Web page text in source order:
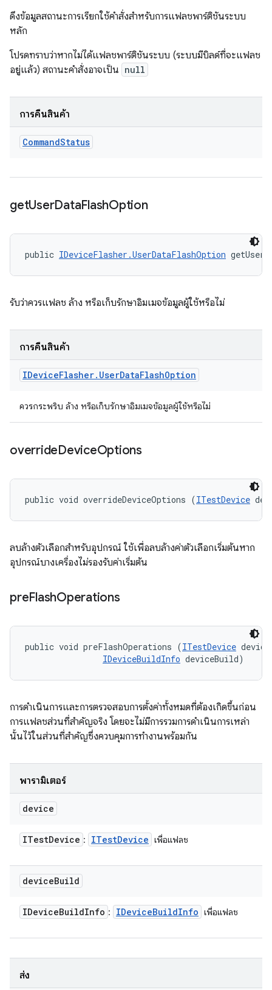
ดึงข้อมูลสถานะการเรียกใช้คำสั่งสำหรับการแฟลชพาร์ติชันระบบ
หลัก
โปรดทราบว่าหากไม่ได้แฟลชพาร์ติชันระบบ (ระบบมีบิลด์ที่จะแฟลช
อยู่แล้ว) สถานะคำสั่งอาจเป็น null
การคืนสินค้า
CommandStatus
getUserDataFlashOption
public IDeviceFlasher.UserDataFlashOption
รับว่าควรแฟลช ล้าง หรือเก็บรักษาอิมเมจข้อมูลผู้ใช้หรือไม่
การคืนสินค้า
IDeviceFlasher. UserDataFlashOption
ควรกระพริบ ล้าง หรือเก็บรักษาอิมเมจข้อมูลผู้ใช้หรือไม่
overrideDeviceOptions
public void overrideDeviceOptions (ITestDevice
ลบล้างตัวเลือกสำหรับอุปกรณ์ ใช้เพื่อลบล้างค่าตัวเลือกเริ่มต้นหาก
อุปกรณ์บางเครื่องไม่รองรับค่าเริ่มต้น
preFlashOperations
public void preFlashOperations (ITestDevice
IDeviceBuildInfo deviceBuild)
การดำเนินการและการตรวจสอบการตั้งค่าทั้งหมดที่ต้องเกิดขึ้นก่อน
การแฟลชส่วนที่สำคัญจริง โดยจะไม่มีการรวมการดำเนินการเหล่า
นั้นไว้ในส่วนที่สำคัญซึ่งควบคุมการทำงานพร้อมกัน
พารามิเตอร์
device
ITestDevice : ITestDevice เพื่อแฟลช
deviceBuild
IDeviceBuildInfo : IDeviceBuildInfo เพื่อแฟลช
ส่ง